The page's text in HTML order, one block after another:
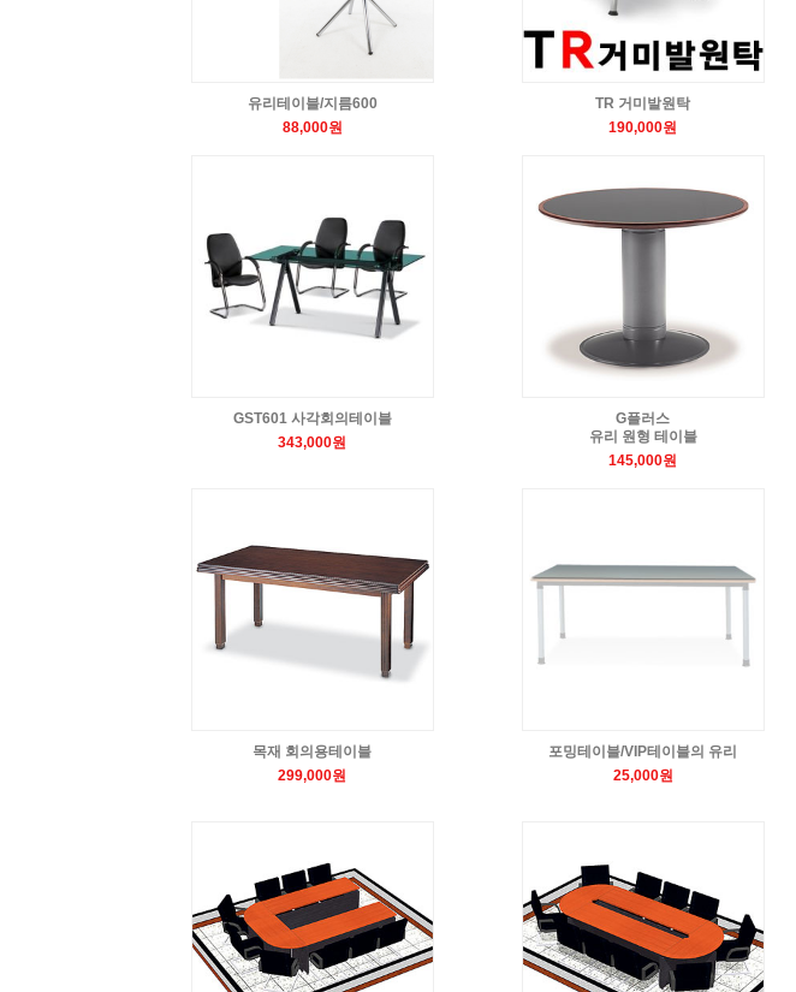
유리테이블/지름600
88,000원
TR 거미발원탁
190,000원
GST601 사각회의테이블
343,000원
G플러스
유리 원형 테이블
145,000원
목재 회의용테이블
299,000원
포밍테이블/VIP테이블의 유리
25,000원